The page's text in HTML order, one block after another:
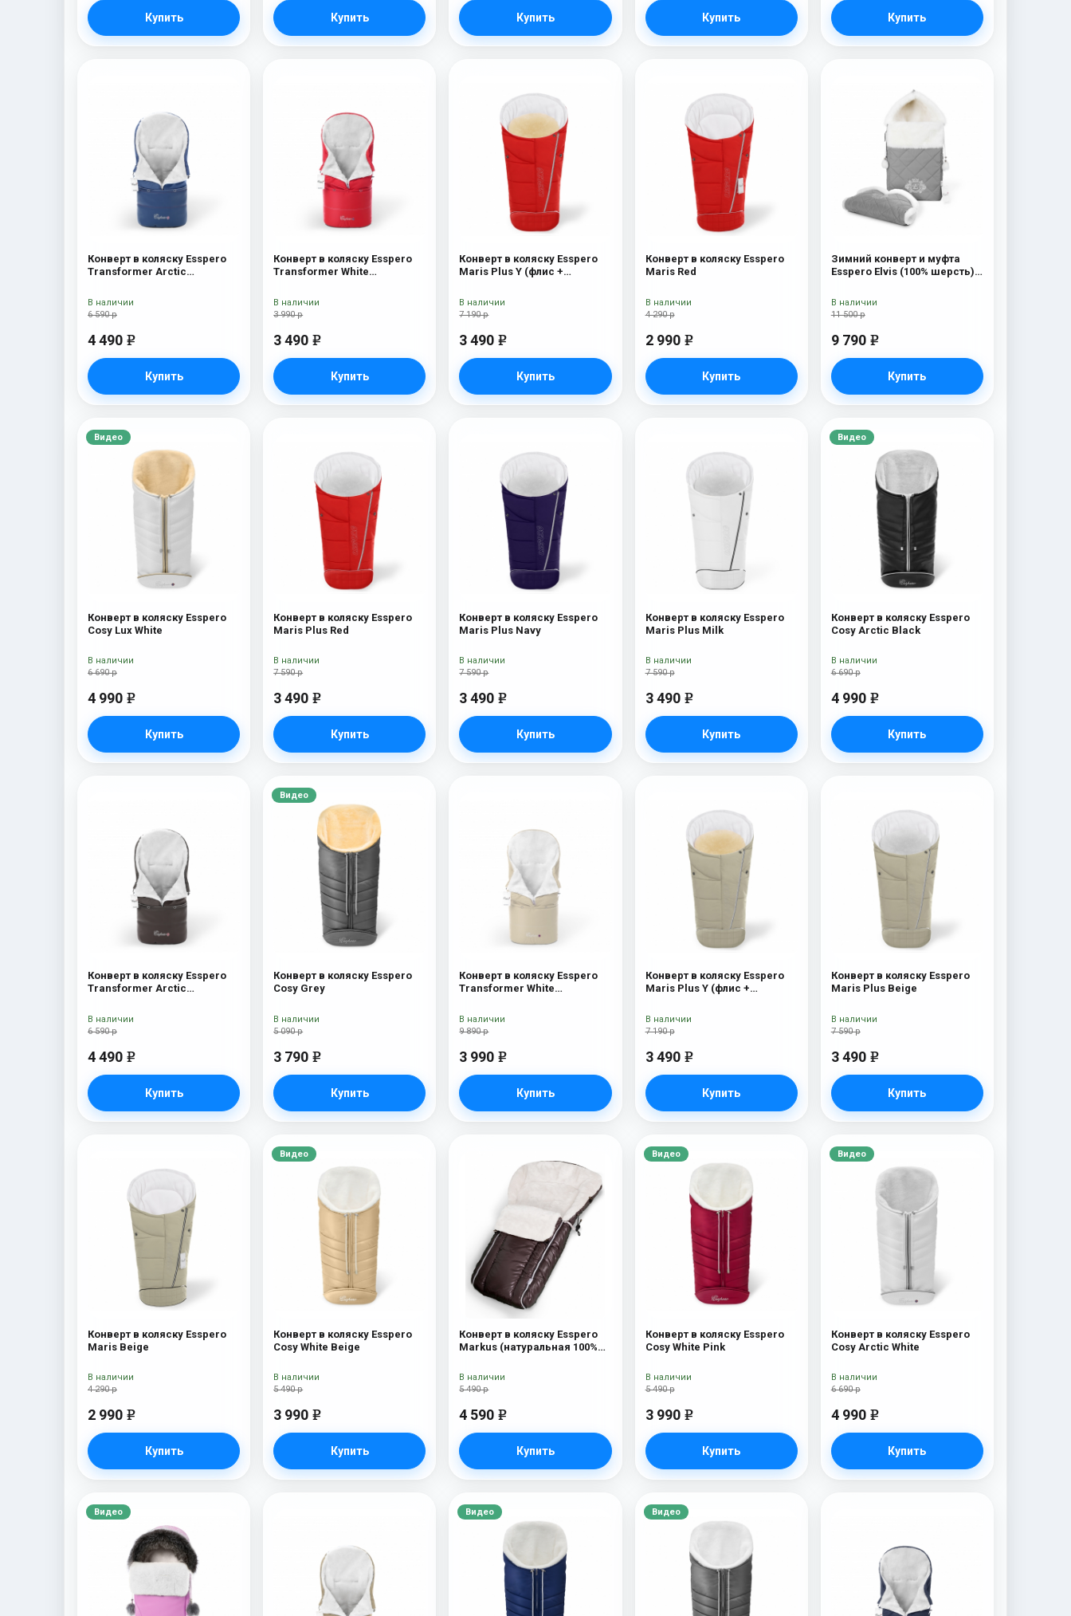
Купить Купить Купить Купить Купить
Конверт в коляску Esspero
Transformer Arctic
Navy
6 590 р
4 490 e
Купить
В наличии
Конверт в коляску Esspero
Transformer White
Red
3 990 р
3 490 e
Купить
В наличии
Конверт в коляску Esspero
Maris Plus Y (флис +
7 190 р
3 490 e
Купить
В наличии
Конверт в коляску Esspero
Maris Red
4 290 р
2 990 e
Купить
В наличии
Зимний конверт и муфта
Esspero Elvis (100% шерсть)
11 500 р
9 790 e
Купить
В наличии
Видео
Конверт в коляску Esspero
Cosy Lux White
6 690 р
4 990 e
Купить
В наличии
Конверт в коляску Esspero
Maris Plus Red
7 590 р
3 490 e
Купить
В наличии
Конверт в коляску Esspero
Maris Plus Navy
7 590 р
3 490 e
Купить
В наличии
Конверт в коляску Esspero
Maris Plus Milk
7 590 р
3 490 e
Купить
В наличии
Видео
Конверт в коляску Esspero
Cosy Arctic Black
6 690 р
4 990 e
Купить
В наличии
Конверт в коляску Esspero
Transformer Arctic
Chocolat
6 590 р
4 490 e
Купить
В наличии
Видео
Конверт в коляску Esspero
Cosy Grey
5 090 р
3 790 e
Купить
В наличии
Конверт в коляску Esspero
Transformer White
Beige
9 890 р
3 990 e
Купить
В наличии
Конверт в коляску Esspero
Maris Plus Y (флис +
7 190 р
3 490 e
Купить
В наличии
Конверт в коляску Esspero
Maris Plus Beige
7 590 р
3 490 e
Купить
В наличии
Конверт в коляску Esspero
Maris Beige
4 290 р
2 990 e
Купить
В наличии
Видео
Конверт в коляску Esspero
Cosy White Beige
5 490 р
3 990 e
Купить
В наличии
Конверт в коляску Esspero
Markus (натуральная 100%
5 490 р
4 590 e
Купить
В наличии
Видео
Конверт в коляску Esspero
Cosy White Pink
5 490 р
3 990 e
Купить
В наличии
Видео
Конверт в коляску Esspero
Cosy Arctic White
6 690 р
4 990 e
Купить
В наличии
Видео Видео Видео